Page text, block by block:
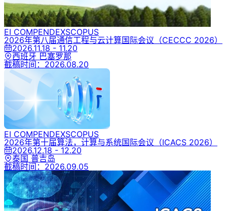
EI COMPENDEXSCOPUS
2026年第八届通信工程与云计算国际会议 （CECCC 2026）
2026.11.18 - 11.20
西班牙 巴塞罗那
截稿时间： 2026.08.20
EI COMPENDEXSCOPUS
2026年第十届算法，计算与系统国际会议 （ICACS 2026）
2026.12.18 - 12.20
泰国 普吉岛
截稿时间： 2026.09.05